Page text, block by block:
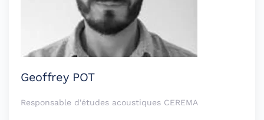
Geoffrey POT
Responsable d'études acoustiques CEREMA